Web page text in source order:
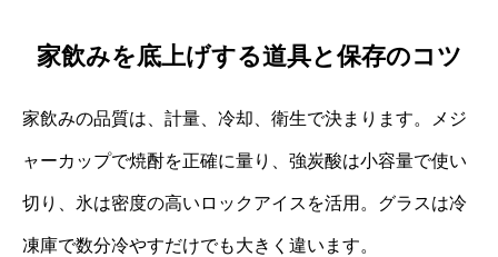
家飲みを底上げする道具と保存のコツ
家飲みの品質は、計量、冷却、衛生で決まります。メジ
ャーカップで焼酎を正確に量り、強炭酸は小容量で使い
切り、氷は密度の高いロックアイスを活用。グラスは冷
凍庫で数分冷やすだけでも大きく違います。